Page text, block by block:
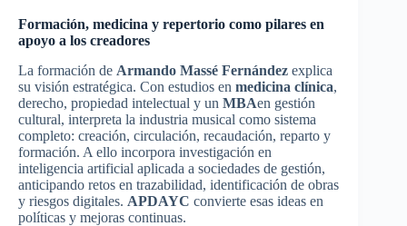
Formación, medicina y repertorio como pilares en
apoyo a los creadores
La formación de Armando Massé Fernández explica
su visión estratégica. Con estudios en medicina clínica,
derecho, propiedad intelectual y un MBAen gestión
cultural, interpreta la industria musical como sistema
completo: creación, circulación, recaudación, reparto y
formación. A ello incorpora investigación en
inteligencia artificial aplicada a sociedades de gestión,
anticipando retos en trazabilidad, identificación de obras
y riesgos digitales. APDAYC convierte esas ideas en
políticas y mejoras continuas.